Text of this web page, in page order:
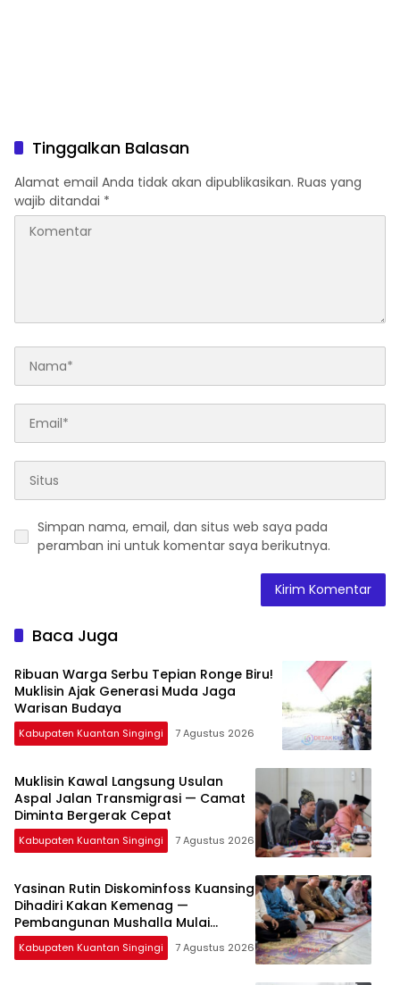
Tinggalkan Balasan
Alamat email Anda tidak akan dipublikasikan. Ruas yang
wajib ditandai *
Simpan nama, email, dan situs web saya pada
peramban ini untuk komentar saya berikutnya.
Baca Juga
Ribuan Warga Serbu Tepian Ronge Biru!
Muklisin Ajak Generasi Muda Jaga
Warisan Budaya
Kabupaten Kuantan Singingi 7 Agustus 2026
Muklisin Kawal Langsung Usulan
Aspal Jalan Transmigrasi — Camat
Diminta Bergerak Cepat
Kabupaten Kuantan Singingi 7 Agustus 2026
Yasinan Rutin Diskominfoss Kuansing
Dihadiri Kakan Kemenag —
Pembangunan Mushalla Mulai
Dirancang
Kabupaten Kuantan Singingi 7 Agustus 2026